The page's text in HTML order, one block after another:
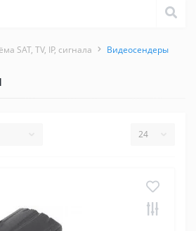
SAT, TV, IP, сигнала Видеосендеры